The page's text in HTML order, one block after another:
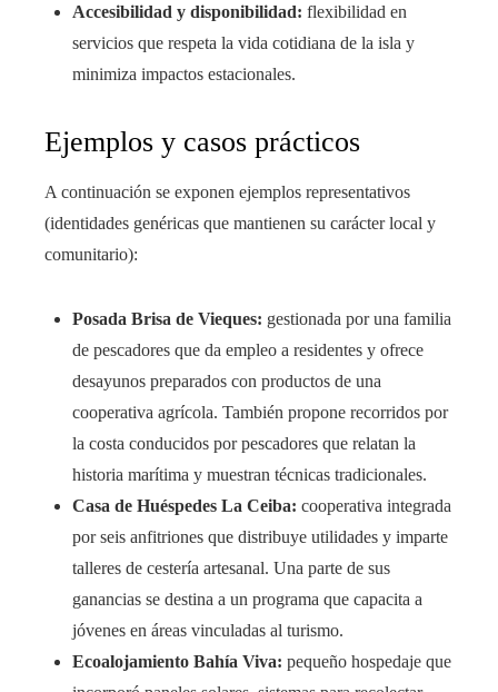
Accesibilidad y disponibilidad: flexibilidad en
servicios que respeta la vida cotidiana de la isla y
minimiza impactos estacionales.
Ejemplos y casos prácticos
A continuación se exponen ejemplos representativos
(identidades genéricas que mantienen su carácter local y
comunitario):
Posada Brisa de Vieques: gestionada por una familia
de pescadores que da empleo a residentes y ofrece
desayunos preparados con productos de una
cooperativa agrícola. También propone recorridos por
la costa conducidos por pescadores que relatan la
historia marítima y muestran técnicas tradicionales.
Casa de Huéspedes La Ceiba: cooperativa integrada
por seis anfitriones que distribuye utilidades y imparte
talleres de cestería artesanal. Una parte de sus
ganancias se destina a un programa que capacita a
jóvenes en áreas vinculadas al turismo.
Ecoalojamiento Bahía Viva: pequeño hospedaje que